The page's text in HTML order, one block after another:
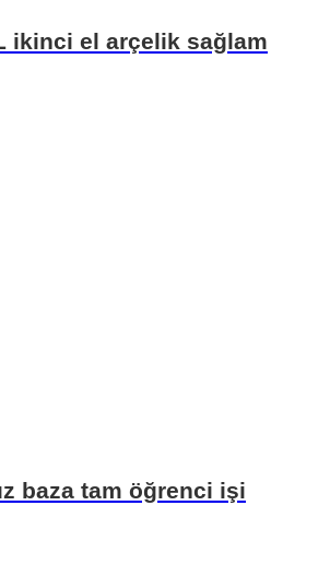
ikinci el arçelik sağlam
baza tam öğrenci işi